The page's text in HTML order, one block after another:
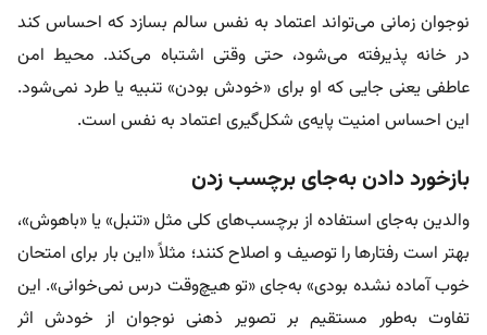
نوجوان زمانی می‌تواند اعتماد به نفس سالم بسازد که احساس کند
در خانه پذیرفته می‌شود، حتی وقتی اشتباه می‌کند. محیط امن
عاطفی یعنی جایی که او برای «خودش بودن» تنبیه یا طرد نمی‌شود.
این احساس امنیت پایه‌ی شکل‌گیری اعتماد به نفس است.
بازخورد دادن به‌جای برچسب زدن
والدین به‌جای استفاده از برچسب‌های کلی مثل «تنبل» یا «باهوش»،
بهتر است رفتارها را توصیف و اصلاح کنند؛ مثلاً «این بار برای امتحان
خوب آماده نشده بودی» به‌جای «تو هیچ‌وقت درس نمی‌خوانی». این
تفاوت به‌طور مستقیم بر تصویر ذهنی نوجوان از خودش اثر